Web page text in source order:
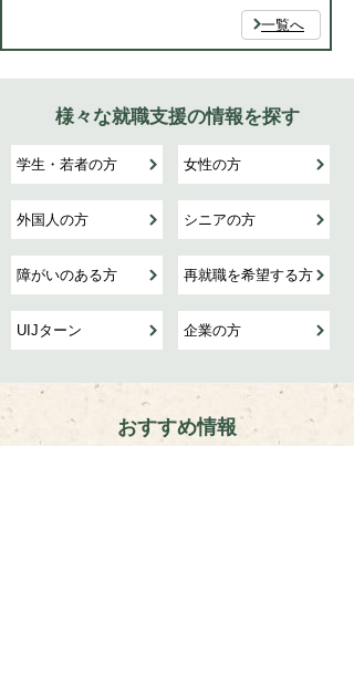
一覧へ
様々な就職支援の情報を探す
学生・若者の方 女性の方
外国人の方 シニアの方
障がいのある方 再就職を希望する方
UIJターン 企業の方
おすすめ情報
このページのトップへ